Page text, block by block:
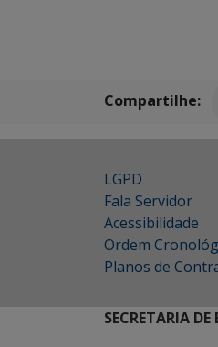
Compartilhe:
LGPD
Fala Servidor
Acessibilidade
Ordem
Planos de
SECRETARIA